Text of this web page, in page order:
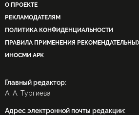
О ПРОЕКТЕ
РЕКЛАМОДАТЕЛЯМ
ПОЛИТИКА КОНФИДЕНЦИАЛЬНОСТИ
ПРАВИЛА ПРИМЕНЕНИЯ
ИНОСМИ APK
Главный редактор:
А. А. Тургиева
Адрес электронной почты редакции: